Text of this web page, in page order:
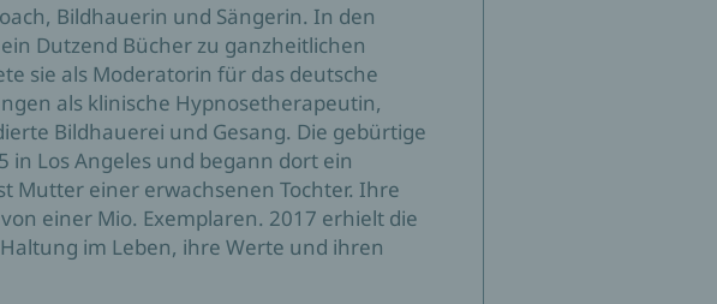
Bildhauerin und Sängerin. In den
Dutzend Bücher zu ganzheitlichen
sie als Moderatorin für das deutsche
als klinische Hypnosetherapeutin,
Bildhauerei und Gesang. Die gebürtige
Los Angeles und begann dort ein
Mutter einer erwachsenen Tochter. Ihre
einer Mio. Exemplaren. 2017 erhielt die
im Leben, ihre Werte und ihren